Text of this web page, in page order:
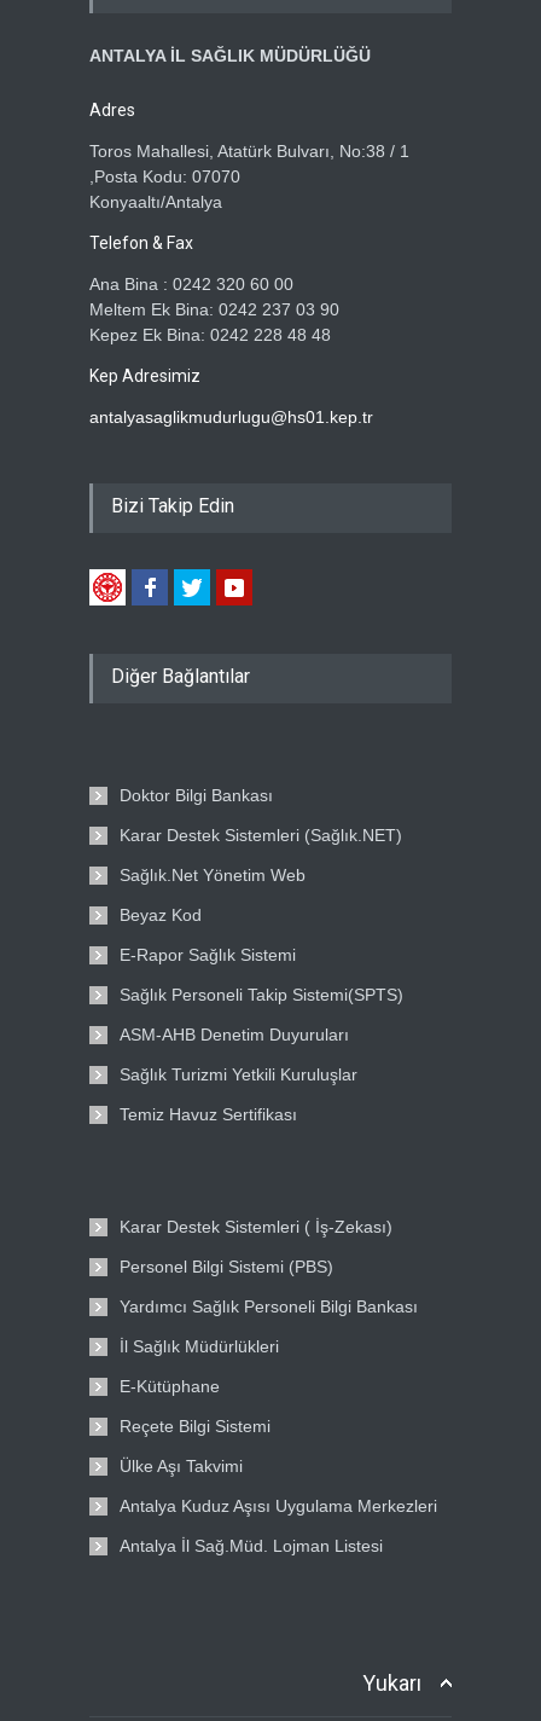
ANTALYA İL SAĞLIK MÜDÜRLÜĞÜ
Adres
Toros Mahallesi, Atatürk Bulvarı, No:38 / 1
,Posta Kodu: 07070
Konyaaltı/Antalya
Telefon & Fax
Ana Bina : 0242 320 60 00
Meltem Ek Bina: 0242 237 03 90
Kepez Ek Bina: 0242 228 48 48
Kep Adresimiz
antalyasaglikmudurlugu@hs01.kep.tr
Bizi Takip Edin
Diğer Bağlantılar
Doktor Bilgi Bankası
Karar Destek Sistemleri (Sağlık.NET)
Sağlık.Net Yönetim Web
Beyaz Kod
E-Rapor Sağlık Sistemi
Sağlık Personeli Takip Sistemi(SPTS)
ASM-AHB Denetim Duyuruları
Sağlık Turizmi Yetkili Kuruluşlar
Temiz Havuz Sertifikası
Karar Destek Sistemleri ( İş-Zekası)
Personel Bilgi Sistemi (PBS)
Yardımcı Sağlık Personeli Bilgi Bankası
İl Sağlık Müdürlükleri
E-Kütüphane
Reçete Bilgi Sistemi
Ülke Aşı Takvimi
Antalya Kuduz Aşısı Uygulama Merkezleri
Antalya İl Sağ.Müd. Lojman Listesi
Yukarı